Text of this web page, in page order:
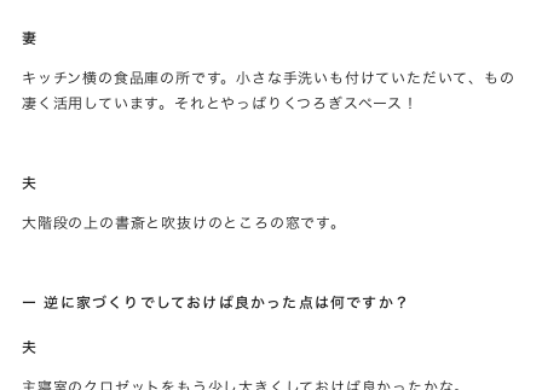
妻
キッチン横の食品庫の所です。小さな手洗いも付けていただいて、もの
凄く活用しています。それとやっぱりくつろぎスペース！
夫
大階段の上の書斎と吹抜けのところの窓です。
ー 逆に家づくりでしておけば良かった点は何ですか？
夫
主寝室のクロゼットをもう少し大きくしておけば良かったかな。